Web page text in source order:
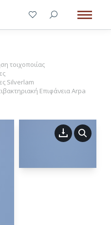
τοιχοποιίας
Silverlam
Επιφάνεια Arpa